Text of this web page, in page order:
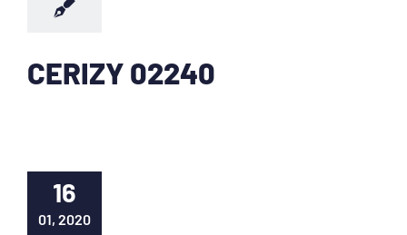
CERIZY 02240
16
01, 2020